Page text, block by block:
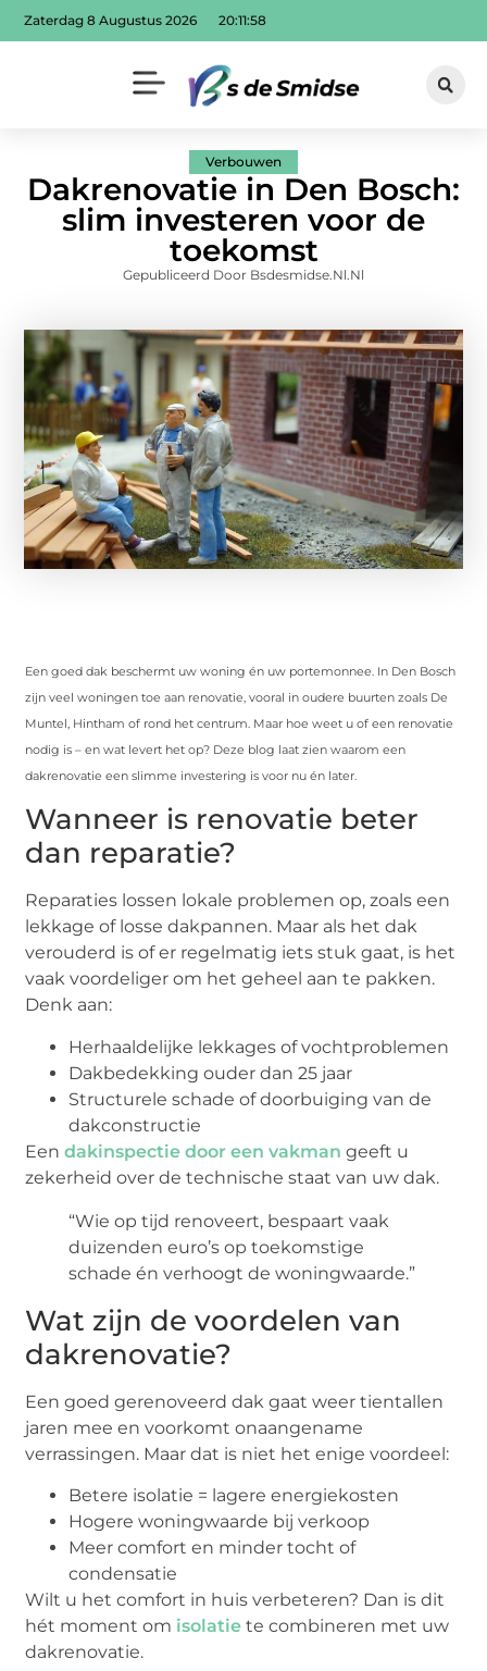
Zaterdag 8 Augustus 2026 20:11:59
Verbouwen
Dakrenovatie in Den Bosch:
slim investeren voor de
toekomst
Gepubliceerd Door Bsdesmidse.nl.nl
Een goed dak beschermt uw woning én uw portemonnee. In Den Bosch
zijn veel woningen toe aan renovatie, vooral in oudere buurten zoals De
Muntel, Hintham of rond het centrum. Maar hoe weet u of een renovatie
nodig is – en wat levert het op? Deze blog laat zien waarom een
dakrenovatie een slimme investering is voor nu én later.
Wanneer is renovatie beter
dan reparatie?
Reparaties lossen lokale problemen op, zoals een
lekkage of losse dakpannen. Maar als het dak
verouderd is of er regelmatig iets stuk gaat, is het
vaak voordeliger om het geheel aan te pakken.
Denk aan:
Herhaaldelijke lekkages of vochtproblemen
Dakbedekking ouder dan 25 jaar
Structurele schade of doorbuiging van de
dakconstructie
Eendakinspectie door een vakman geeft u
zekerheid over de technische staat van uw dak.
“Wie op tijd renoveert, bespaart vaak
duizenden euro’s op toekomstige
schade én verhoogt de woningwaarde.”
Wat zijn de voordelen van
dakrenovatie?
Een goed gerenoveerd dak gaat weer tientallen
jaren mee en voorkomt onaangename
verrassingen. Maar dat is niet het enige voordeel:
Betere isolatie = lagere energiekosten
Hogere woningwaarde bij verkoop
Meer comfort en minder tocht of
condensatie
Wilt u het comfort in huis verbeteren? Dan is dit
hét moment om isolatie te combineren met uw
dakrenovatie.